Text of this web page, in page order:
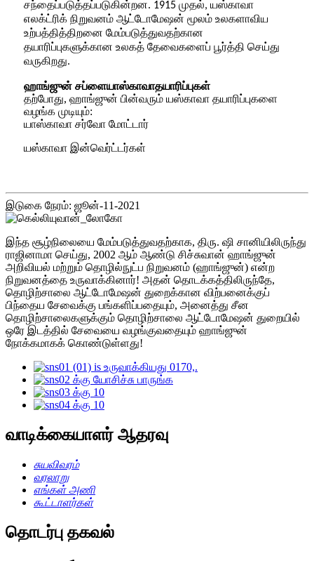
சந்தைப்படுத்தப்படுகின்றன. 1915 முதல், யஸ்காவா
எலக்ட்ரிக் நிறுவனம் ஆட்டோமேஷன் மூலம் உலகளாவிய
உற்பத்தித்திறனை மேம்படுத்துவதற்கான
தயாரிப்புகளுக்கான உலகத் தேவைகளைப் பூர்த்தி செய்து
வருகிறது.
ஹாங்ஜுன் சப்ளையாஸ்காவாதயாரிப்புகள்
தற்போது, ​​ஹாங்ஜுன் பின்வரும் யஸ்காவா தயாரிப்புகளை
வழங்க முடியும்:
யாஸ்காவா சர்வோ மோட்டார்
யஸ்காவா இன்வெர்ட்டர்கள்
இடுகை நேரம்: ஜூன்-11-2021
இந்த சூழ்நிலையை மேம்படுத்துவதற்காக, திரு. ஷி சானியிலிருந்து
ராஜினாமா செய்து, 2002 ஆம் ஆண்டு சிச்சுவான் ஹாங்ஜுன்
அறிவியல் மற்றும் தொழில்நுட்ப நிறுவனம் (ஹாங்ஜுன்) என்ற
நிறுவனத்தை உருவாக்கினார்! அதன் தொடக்கத்திலிருந்தே,
தொழிற்சாலை ஆட்டோமேஷன் துறைக்கான விற்பனைக்குப்
பிந்தைய சேவைக்கு பங்களிப்பதையும், அனைத்து சீன
தொழிற்சாலைகளுக்கும் தொழிற்சாலை ஆட்டோமேஷன் துறையில்
ஒரே இடத்தில் சேவையை வழங்குவதையும் ஹாங்ஜுன்
நோக்கமாகக் கொண்டுள்ளது!
வாடிக்கையாளர் ஆதரவு
சுயவிவரம்
வரலாறு
எங்கள் அணி
கூட்டாளர்கள்
தொடர்பு தகவல்